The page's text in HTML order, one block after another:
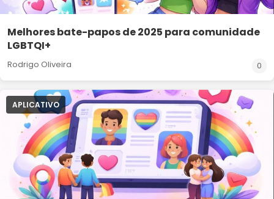
Melhores bate-papos de 2025 para comunidade
LGBTQI+
Rodrigo Oliveira 0
APLICATIVO